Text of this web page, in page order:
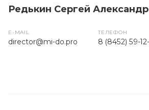
Редькин Сергей
E-MAIL
director@mi-do.pro
ТЕЛЕФОН
8 (8452) 59-